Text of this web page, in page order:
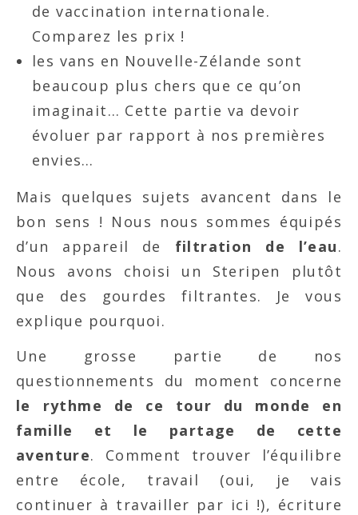
de vaccination internationale.
Comparez les prix !
les vans en Nouvelle-Zélande sont
beaucoup plus chers que ce qu’on
imaginait… Cette partie va devoir
évoluer par rapport à nos premières
envies…
Mais quelques sujets avancent dans le
bon sens ! Nous nous sommes équipés
d’un appareil de filtration de l’eau.
Nous avons choisi un Steripen plutôt
que des gourdes filtrantes. Je vous
explique pourquoi.
Une grosse partie de nos
questionnements du moment concerne
le rythme de ce tour du monde en
famille et le partage de cette
aventure. Comment trouver l’équilibre
entre école, travail (oui, je vais
continuer à travailler par ici !), écriture